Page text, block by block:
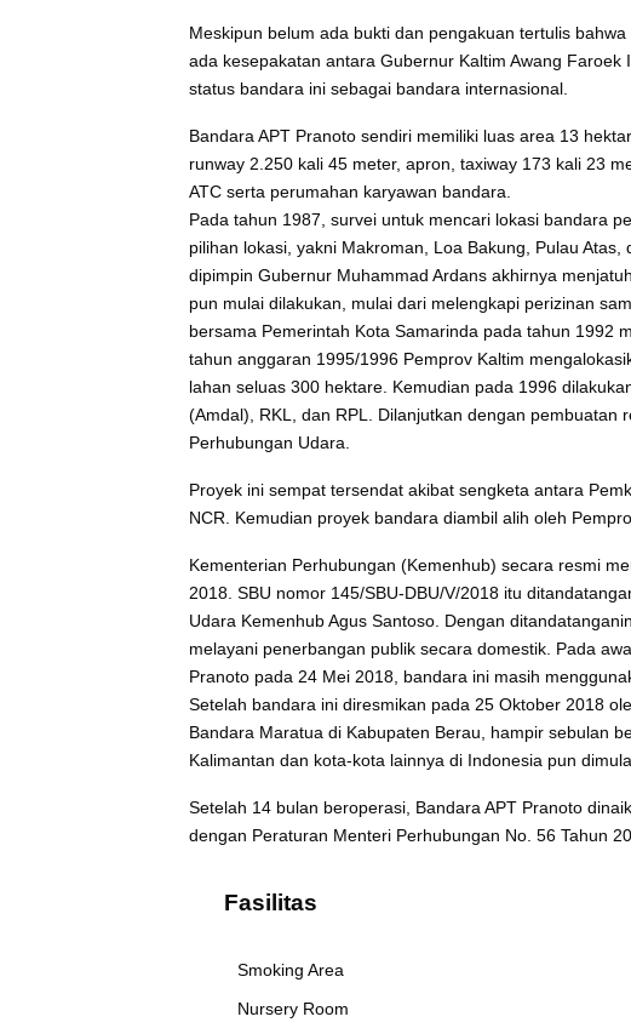
Meskipun belum ada bukti dan pengakuan tertulis
ada kesepakatan antara Gubernur Kaltim Awang
status bandara ini sebagai bandara internasional.
Bandara APT Pranoto sendiri memiliki luas area 13
runway 2.250 kali 45 meter, apron, taxiway 173 kali 23
ATC serta perumahan karyawan bandara.
Pada tahun 1987, survei untuk mencari lokasi bandara
pilihan lokasi, yakni Makroman, Loa Bakung, Pulau
dipimpin Gubernur Muhammad Ardans akhirnya
pun mulai dilakukan, mulai dari melengkapi perizinan
bersama Pemerintah Kota Samarinda pada tahun 1992
tahun anggaran 1995/1996 Pemprov Kaltim
lahan seluas 300 hektare. Kemudian pada 1996
(Amdal), RKL, dan RPL. Dilanjutkan dengan pembuatan
Perhubungan Udara.
Proyek ini sempat tersendat akibat sengketa antara
NCR. Kemudian proyek bandara diambil alih oleh
Kementerian Perhubungan (Kemenhub) secara resmi
2018. SBU nomor 145/SBU-DBU/V/2018 itu
Udara Kemenhub Agus Santoso. Dengan
melayani penerbangan publik secara domestik. Pada
Pranoto pada 24 Mei 2018, bandara ini masih
Setelah bandara ini diresmikan pada 25 Oktober 2018
Bandara Maratua di Kabupaten Berau, hampir sebulan
Kalimantan dan kota-kota lainnya di Indonesia pun
Setelah 14 bulan beroperasi, Bandara APT Pranoto
dengan Peraturan Menteri Perhubungan No. 56 Tahun
Fasilitas
Smoking Area
Nursery Room